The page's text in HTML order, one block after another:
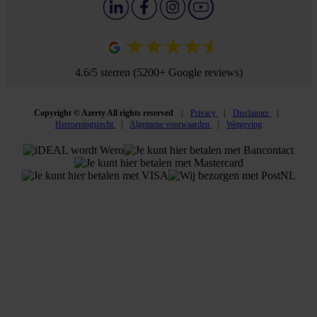
4.6/5 sterren (5200+ Google reviews)
Copyright © Azerty All rights reserved Privacy
Disclaimer
Herroepingsrecht
Algemene voorwaarden Wetgeving